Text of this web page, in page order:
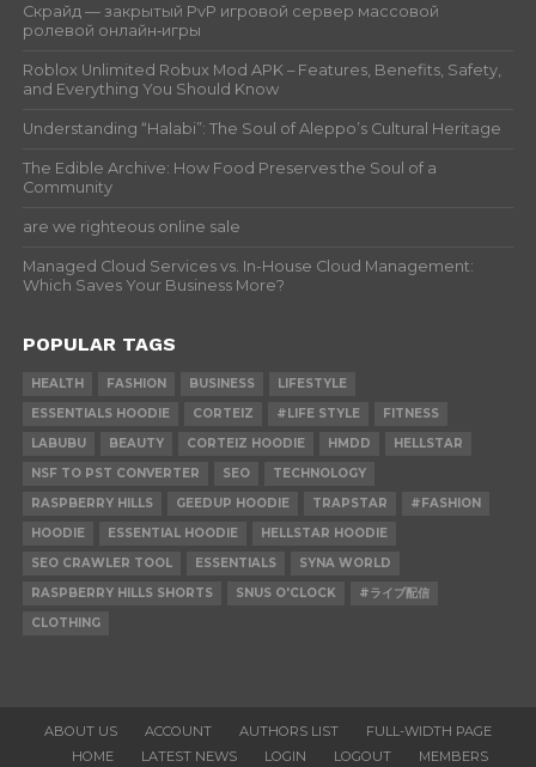
Скрайд — закрытый PvP игровой сервер массовой
ролевой онлайн‑игры
Roblox Unlimited Robux Mod APK – Features, Benefits, Safety,
and Everything You Should Know
Understanding “Halabi”: The Soul of Aleppo’s Cultural Heritage
The Edible Archive: How Food Preserves the Soul of a
Community
are we righteous online sale
Managed Cloud Services vs. In-House Cloud Management:
Which Saves Your Business More?
POPULAR TAGS
HEALTH FASHION BUSINESS
LIFESTYLE
ESSENTIALS HOODIE
CORTEIZ #LIFE STYLE
FITNESS
LABUBU
BEAUTY CORTEIZ HOODIE HMDD
HELLSTAR
NSF TO PST CONVERTER
SEO
TECHNOLOGY
RASPBERRY HILLS
GEEDUP HOODIE TRAPSTAR
#FASHION
HOODIE
ESSENTIAL HOODIE
HELLSTAR HOODIE
SEO CRAWLER TOOL
ESSENTIALS
SYNA WORLD
RASPBERRY HILLS SHORTS
SNUS O'CLOCK
#ライブ配信
CLOTHING
ABOUT US ACCOUNT AUTHORS LIST
FULL-WIDTH PAGE
HOME
LATEST NEWS LOGIN LOGOUT MEMBERS